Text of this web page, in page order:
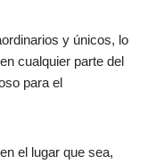
y únicos, lo
cualquier parte del
para el
el lugar que sea,